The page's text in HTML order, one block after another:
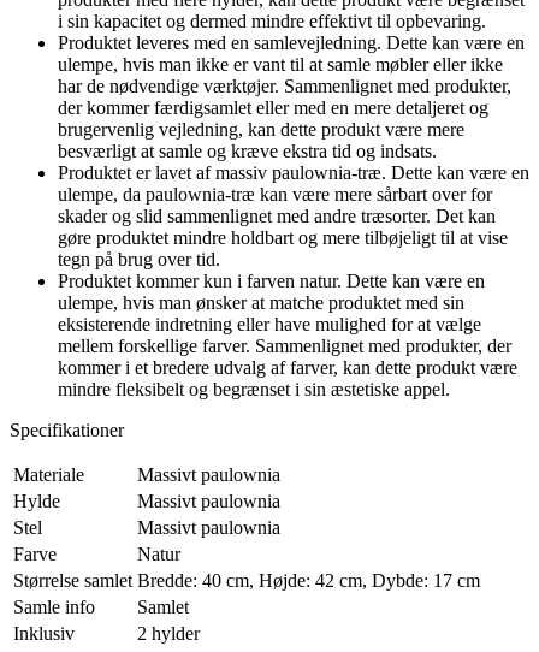
i sin kapacitet og dermed mindre effektivt til opbevaring.
Produktet leveres med en samlevejledning. Dette kan være en
ulempe, hvis man ikke er vant til at samle møbler eller ikke
har de nødvendige værktøjer. Sammenlignet med produkter,
der kommer færdigsamlet eller med en mere detaljeret og
brugervenlig vejledning, kan dette produkt være mere
besværligt at samle og kræve ekstra tid og indsats.
Produktet er lavet af massiv paulownia-træ. Dette kan være en
ulempe, da paulownia-træ kan være mere sårbart over for
skader og slid sammenlignet med andre træsorter. Det kan
gøre produktet mindre holdbart og mere tilbøjeligt til at vise
tegn på brug over tid.
Produktet kommer kun i farven natur. Dette kan være en
ulempe, hvis man ønsker at matche produktet med sin
eksisterende indretning eller have mulighed for at vælge
mellem forskellige farver. Sammenlignet med produkter, der
kommer i et bredere udvalg af farver, kan dette produkt være
mindre fleksibelt og begrænset i sin æstetiske appel.
Specifikationer
Materiale
Massivt paulownia
Hylde
Massivt paulownia
Stel
Massivt paulownia
Farve
Natur
Størrelse samlet Bredde: 40 cm, Højde: 42 cm, Dybde: 17 cm
Samle info
Samlet
Inklusiv
2 hylder